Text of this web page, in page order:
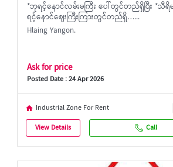
*ဘုရင့်နောင်လမ်းမကြီး ပေါ်တွင်တည်ရှိပြီး *သီရိ
ရင့်နောင်ဈေးကြီးကြားတွင်တည်ရှိ…...
Hlaing Yangon.
Ask for price
Posted Date : 24 Apr 2026
Industrial Zone For Rent
View Details Call